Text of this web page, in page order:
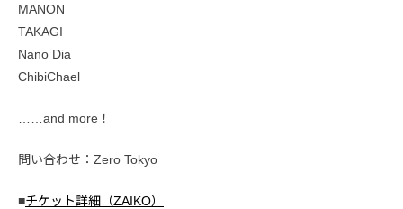
MANON
TAKAGI
Nano Dia
ChibiChael
……and more！
問い合わせ：Zero Tokyo
■チケット詳細（ZAIKO）